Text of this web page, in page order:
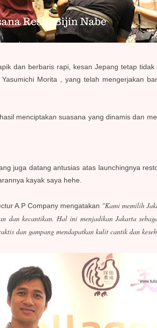
dan berbaris rapi, kesan Jepang tetap
Morita , yang telah mengerjakan
menciptakan suasana yang dinamis dan
juga datang antusias atas launchingnya
kayak saya hehe.
A.P Company mengatakan "Kami memilih
dan kecantikan. Hal ini menjadikan Jakarta
dan gampang mendapatkan kulit cantik dan